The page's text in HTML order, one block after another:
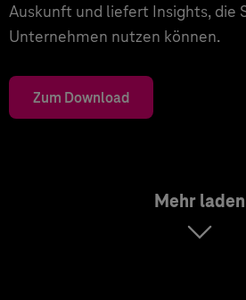
Auskunft und liefert Insights, die
Unternehmen nutzen können.
Zum Download
Mehr laden